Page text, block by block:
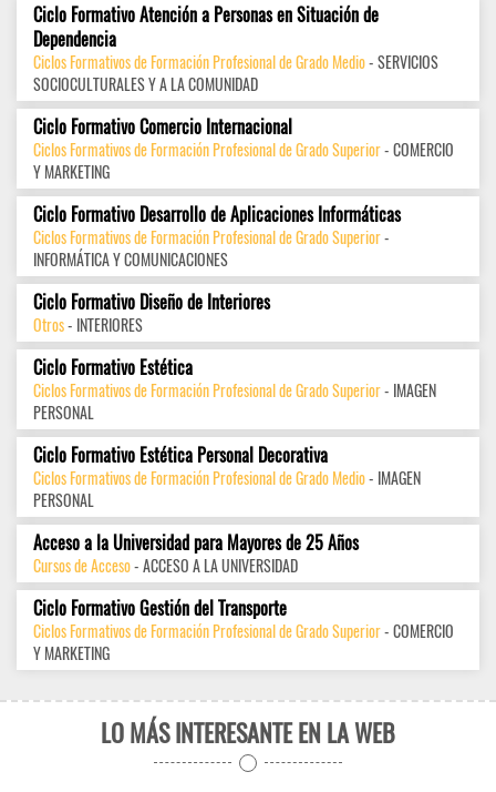
Ciclo Formativo Atención a Personas en Situación de
Dependencia
Ciclos Formativos de Formación Profesional de Grado Medio- SERVICIOS
SOCIOCULTURALES Y A LA COMUNIDAD
Ciclo Formativo Comercio Internacional
Ciclos Formativos de Formación Profesional de Grado Superior- COMERCIO
Y MARKETING
Ciclo Formativo Desarrollo de Aplicaciones Informáticas
Ciclos Formativos de Formación Profesional de Grado Superior-
INFORMÁTICA Y COMUNICACIONES
Ciclo Formativo Diseño de Interiores
Otros- INTERIORES
Ciclo Formativo Estética
Ciclos Formativos de Formación Profesional de Grado Superior- IMAGEN
PERSONAL
Ciclo Formativo Estética Personal Decorativa
Ciclos Formativos de Formación Profesional de Grado Medio- IMAGEN
PERSONAL
Acceso a la Universidad para Mayores de 25 Años
Cursos de Acceso- ACCESO A LA UNIVERSIDAD
Ciclo Formativo Gestión del Transporte
Ciclos Formativos de Formación Profesional de Grado Superior- COMERCIO
Y MARKETING
LO MÁS INTERESANTE EN LA WEB